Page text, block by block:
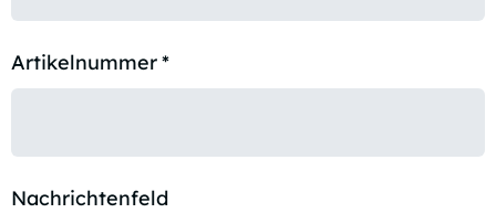
Artikelnummer*
Nachrichtenfeld